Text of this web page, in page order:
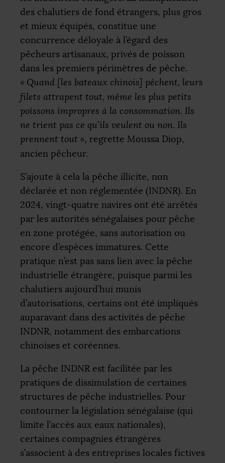
des chalutiers de fond étrangers, plus gros
et mieux équipés, constitue une
concurrence déloyale à l’égard des
pêcheurs artisanaux, privés de poisson
dans les premiers périmètres de pêche.
« Quand [les bateaux chinois] pêchent, leurs
filets attrapent tout, même les plus petits
poissons impropres à la consommation. Ils
ne trient pas ce qu’ils veulent ou non. Ils
prennent tout », regrette Moussa Diop,
ancien pêcheur.
S’ajoute à cela la pêche illicite, non
déclarée et non réglementée (INDNR). En
2024, vingt-quatre navires ont été arrêtés
par les autorités sénégalaises pour pêche
en zone protégée, sans autorisation ou
encore d’espèces immatures. Cette
pratique n’est pas sans lien avec la pêche
industrielle étrangère, puisque parmi les
chalutiers aujourd’hui munis
d’autorisations, certains ont été impliqués
auparavant dans des activités de pêche
INDNR, notamment des embarcations
chinoises et coréennes.
La pêche INDNR est facilitée par les
pratiques de dissimulation de certaines
structures de pêche industrielles. Pour
contourner la législation sénégalaise (qui
limite l’accès aux eaux nationales),
certaines compagnies étrangères
s’associent à des entreprises locales fictives